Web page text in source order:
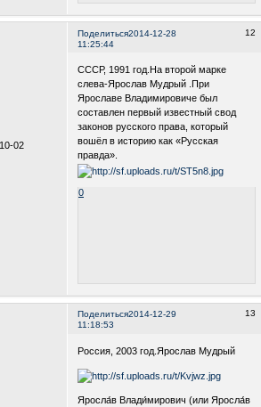
Поделиться 12
2014-12-28
11:25:44
02
СССР, 1991 год.На второй марке
слева-Ярослав Мудрый .При
Ярославе Владимировиче был
составлен первый известный свод
законов русского права, который
вошёл в историю как «Русская
правда».
0
Поделиться 13
2014-12-29
11:18:53
Россия, 2003 год.Ярослав Мудрый
Яросла́в Влади́мирович (или Яросла́в